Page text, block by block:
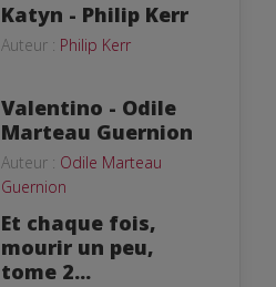
Katyn - Philip Kerr
Auteur : Philip Kerr
Valentino - Odile
Marteau Guernion
Auteur : Odile Marteau
Guernion
Et chaque fois,
mourir un peu,
tome 2...